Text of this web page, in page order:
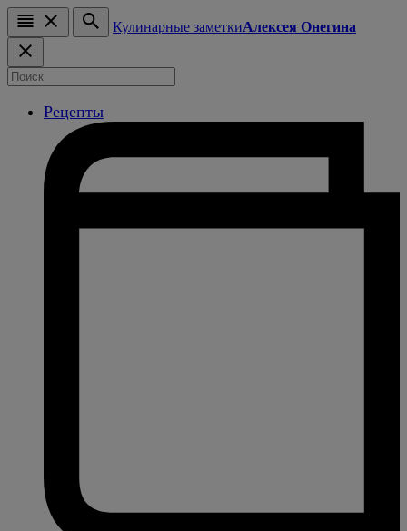
Кулинарные заметкиАлексея Онегина
Рецепты